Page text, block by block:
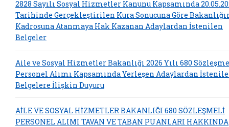
2828 Sayılı Sosyal Hizmetler Kanunu Kapsamında
Tarihinde Gerçekleştirilen Kura Sonucuna Göre
Kadrosuna Atanmaya Hak Kazanan Adaylardan İstenilen
Belgeler
Aile ve Sosyal Hizmetler Bakanlığı 2026 Yılı 680
Personel Alımı Kapsamında Yerleşen Adaylardan
Belgelere İlişkin Duyuru
AİLE VE SOSYAL HİZMETLER BAKANLIĞI 680 SÖZLEŞMELİ
PERSONEL ALIMI TAVAN VE TABAN PUANLARI HAKKINDA